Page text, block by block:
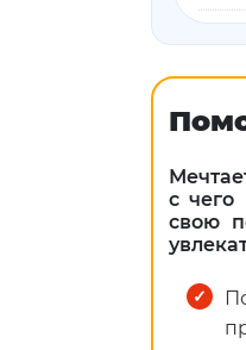
с чего
свою